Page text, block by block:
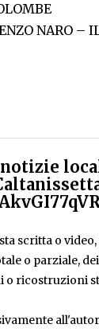
NARO –
scritta o
o parziale,
ricostruzioni